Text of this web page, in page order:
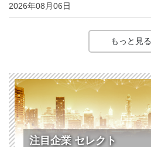
2026年08月06日
もっと見る
注目企業 セレクト